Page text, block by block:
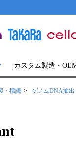
カスタム製造・
・標識 ゲノムDNA抽出